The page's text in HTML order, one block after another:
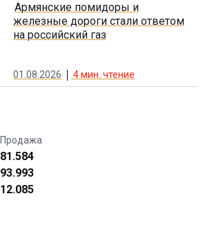
Армянские помидоры и
железные дороги стали ответом
на российский газ
01.08.2026 4мин. чтение
Продажа
81.584
93.993
12.085